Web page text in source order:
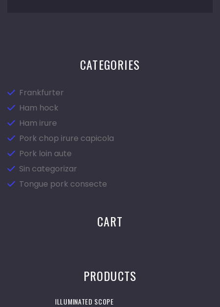
CATEGORIES
Frankfurter
Ham hock
Ham irure
Pork chop irure capicola
Pork loin aute
Sin categorizar
Tongue pork consecte
CART
PRODUCTS
ILLUMINATED SCOPE